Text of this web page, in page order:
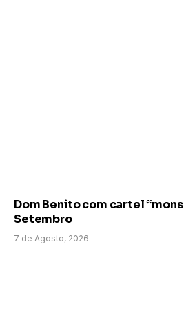
Dom Benito com cartel
Setembro
7 de Agosto, 2026